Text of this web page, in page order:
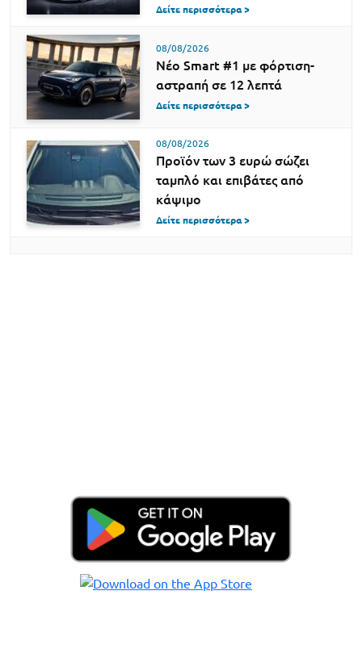
Δείτε περισσότερα >
08/08/2026
Νέο Smart #1 με φόρτιση-
αστραπή σε 12 λεπτά
Δείτε περισσότερα >
08/08/2026
Προϊόν των 3 ευρώ σώζει
ταμπλό και επιβάτες από
κάψιμο
Δείτε περισσότερα >